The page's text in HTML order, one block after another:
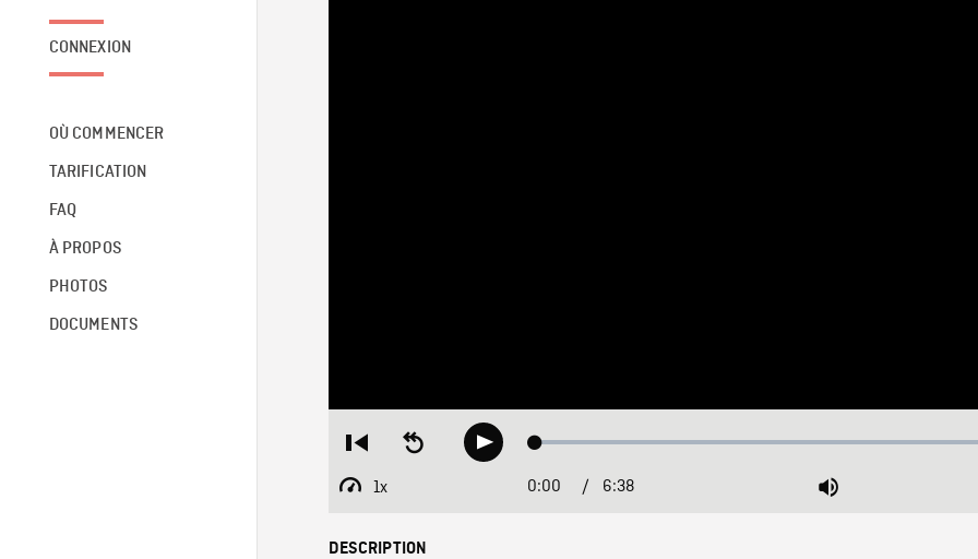
CONNEXION
OÙ COMMENCER
TARIFICATION
FAQ
À PROPOS
PHOTOS
DOCUMENTS
Restart
beginning
Seek
backwardPlay Loaded:
1x
Playback
Current
0:00 / Duration
6:38 Mute
DESCRIPTION